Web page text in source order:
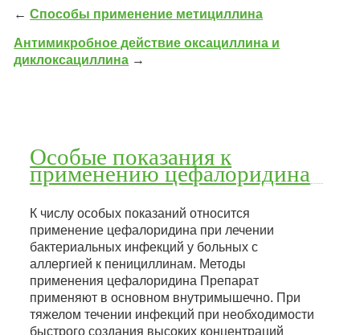
←Способы применение метициллина
Антимикробное действие оксациллина и
диклоксациллина →
Особые показания к
применению цефалоридина
К числу особых показаний относится
применение цефалоридина при лечении
бактериальных инфекций у больных с
аллергией к пенициллинам. Методы
применения цефалоридина Препарат
применяют в основном внутримышечно. При
тяжелом течении инфекций при необходимости
быстрого создания высоких концентраций